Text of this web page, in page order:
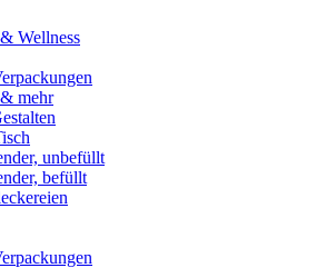
Wellness
mehr
unbefüllt
befüllt